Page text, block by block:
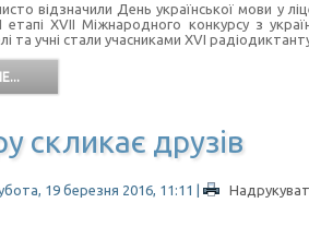
відзначили День української мови у
етапі XVII Міжнародного конкурсу з
та учні стали учасниками XVI
скликає друзів
19 березня 2016, 11:11 |